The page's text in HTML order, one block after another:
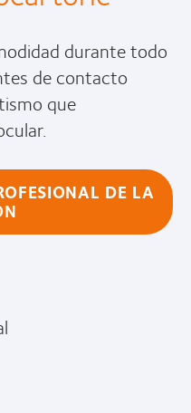
durante todo
de contacto
que
DE LA